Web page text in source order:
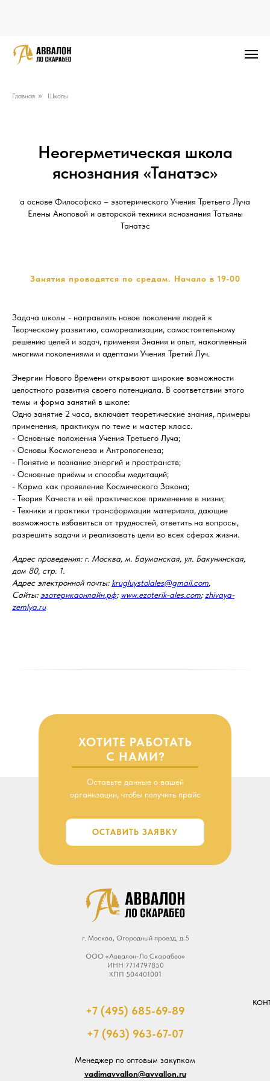
Главная » Школы
Неогерметическая школа
яснознания «Танатэс»
а основе Философско – эзотерического Учения Третьего Луча
Елены Аноповой и авторской техники яснознания Татьяны
Танатэс
Занятия проводятся по средам. Начало в 19-00
Задача школы - направлять новое поколение людей к
Творческому развитию, самореализации, самостоятельному
решению целей и задач, применяя Знания и опыт, накопленный
многими поколениями и адептами Учения Третий Луч.
Энергии Нового Времени открывают широкие возможности
целостного развития своего потенциала. В соответствии этого
темы и форма занятий в школе:
Одно занятие 2 часа, включает теоретические знания, примеры
применения, практикум по теме и мастер класс.
- Основные положения Учения Третьего Луча;
- Основы Космогенеза и Антропогенеза;
- Понятие и познание энергий и пространств;
- Основные приёмы и способы медитаций;
- Карма как проявление Космического Закона;
- Теория Качеств и её практическое применение в жизни;
- Техники и практики трансформации материала, дающие
возможность избавиться от трудностей, ответить на вопросы,
разрешить задачи и реализовать цели во всех сферах жизни.
Адрес проведения: г. Москва, м. Бауманская, ул. Бакунинская,
дом 80, стр. 1.
Адрес электронной почты: krugluystolales@gmail.com,
Сайты: эзотерикаонлайн.рф; www.ezoterik-ales.com; zhivaya-
zemlya.ru
ХОТИТЕ РАБОТАТЬ
С НАМИ?
Оставьте данные о вашей
организации, чтобы получить прайс
ОСТАВИТЬ ЗАЯВКУ
г. Москва, Огородный проезд, д.5
ООО «Аввалон-Ло Скарабео»
ИНН 7714797850
КПП 504401001
+7 (495) 685-69-89
+7 (963) 963-67-07
Менеджер по оптовым закупкам
vadimavvallon@avvallon.ru